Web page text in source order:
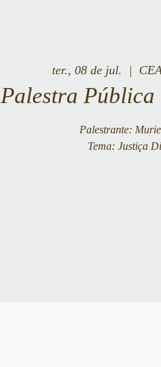
ter., 08 de jul.
  |
Palestra Pública
Palestrante:
Tema: Justiça